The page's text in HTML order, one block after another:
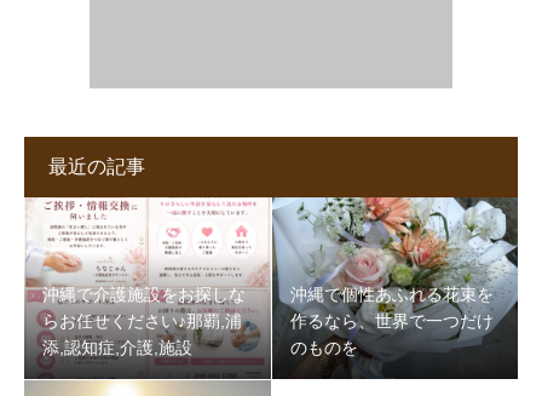
最近の記事
沖縄で介護施設をお探しな
らお任せください♪那覇,浦
添,認知症,介護,施設
沖縄で個性あふれる花束を
作るなら、世界で一つだけ
のものを